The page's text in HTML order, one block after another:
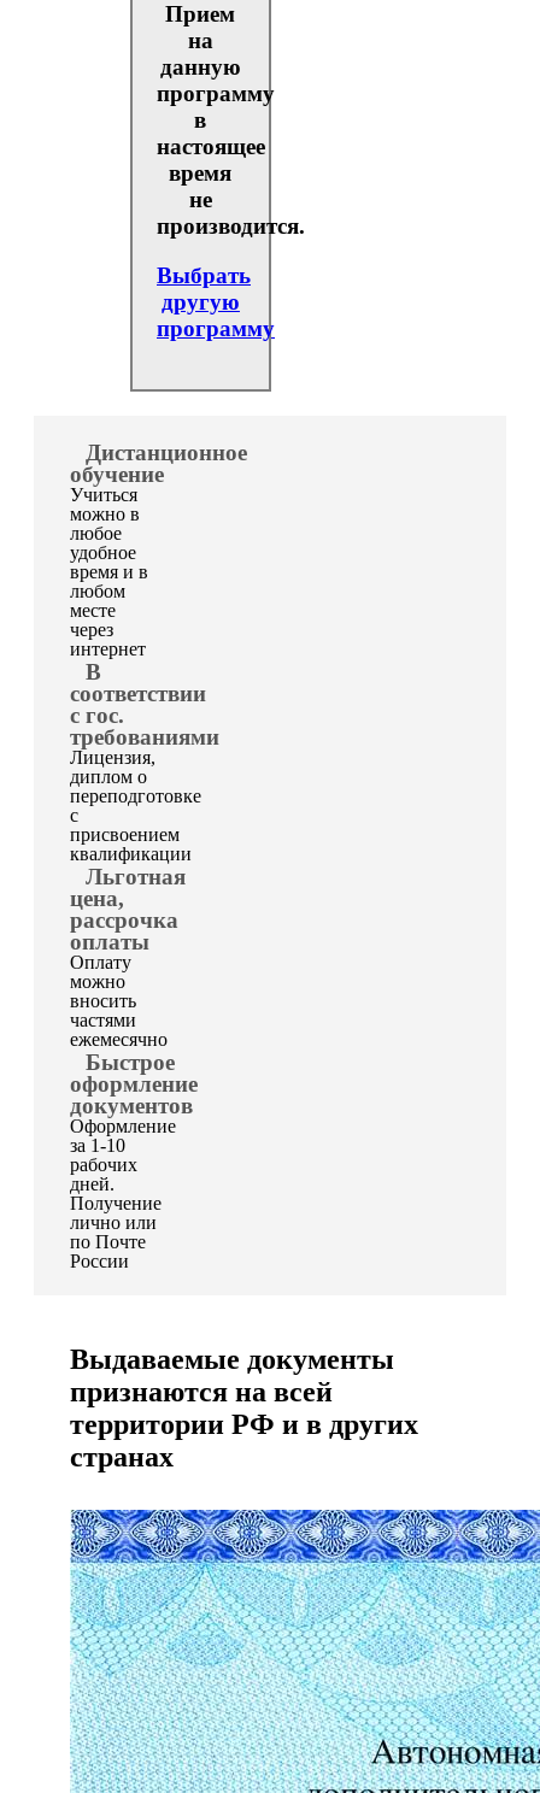
Прием
на
данную
программу
в
настоящее
время
не
производится.
Выбрать
другую
программу
Дистанционное
обучение
Учиться
можно в
любое
удобное
время и в
любом
месте
через
интернет
В
соответствии
с гос.
требованиями
Лицензия,
диплом о
переподготовке
с
присвоением
квалификации
Льготная
цена,
рассрочка
оплаты
Оплату
можно
вносить
частями
ежемесячно
Быстрое
оформление
документов
Оформление
за 1-10
рабочих
дней.
Получение
лично или
по Почте
России
Выдаваемые документы
признаются на всей
территории РФ и в других
странах